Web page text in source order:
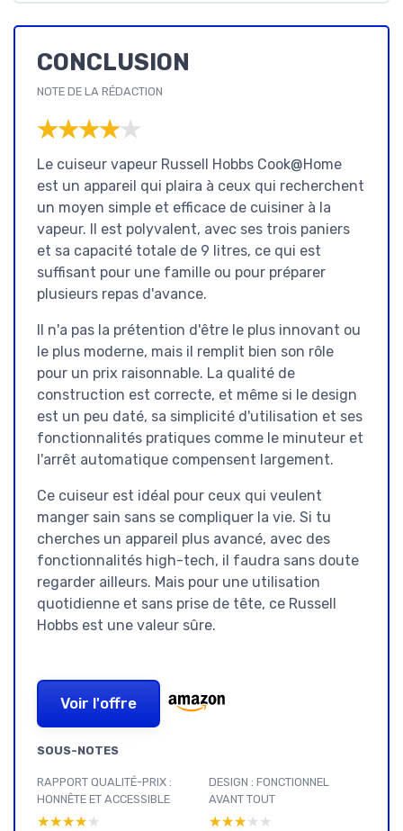
CONCLUSION
NOTE DE LA RÉDACTION
★★★★★
★★★★★
Le cuiseur vapeur Russell Hobbs Cook@Home
est un appareil qui plaira à ceux qui recherchent
un moyen simple et efficace de cuisiner à la
vapeur. Il est polyvalent, avec ses trois paniers
et sa capacité totale de 9 litres, ce qui est
suffisant pour une famille ou pour préparer
plusieurs repas d'avance.
Il n'a pas la prétention d'être le plus innovant ou
le plus moderne, mais il remplit bien son rôle
pour un prix raisonnable. La qualité de
construction est correcte, et même si le design
est un peu daté, sa simplicité d'utilisation et ses
fonctionnalités pratiques comme le minuteur et
l'arrêt automatique compensent largement.
Ce cuiseur est idéal pour ceux qui veulent
manger sain sans se compliquer la vie. Si tu
cherches un appareil plus avancé, avec des
fonctionnalités high-tech, il faudra sans doute
regarder ailleurs. Mais pour une utilisation
quotidienne et sans prise de tête, ce Russell
Hobbs est une valeur sûre.
Voir l'offre
SOUS-NOTES
RAPPORT QUALITÉ-PRIX :
HONNÊTE ET ACCESSIBLE
★★★★★
★★★★★
DESIGN : FONCTIONNEL
AVANT TOUT
★★★★★
★★★★★